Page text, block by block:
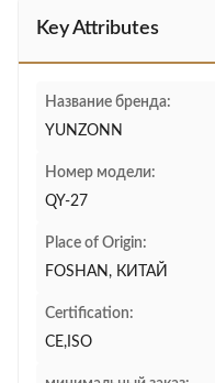
Key Attributes
Название бренда:
YUNZONN
Номер модели:
QY-27
Place of Origin:
FOSHAN, КИТАЙ
Certification:
CE,ISO